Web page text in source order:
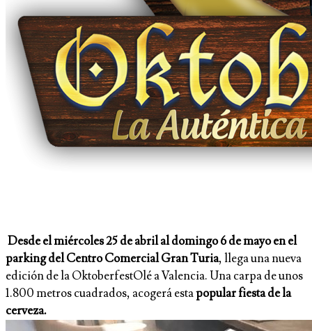
Desde el miércoles 25 de abril al domingo 6 de mayo en el
parking del Centro Comercial Gran Turia, llega una nueva
edición de la OktoberfestOlé a Valencia. Una carpa de unos
1.800 metros cuadrados, acogerá estapopular fiesta de la
cerveza.